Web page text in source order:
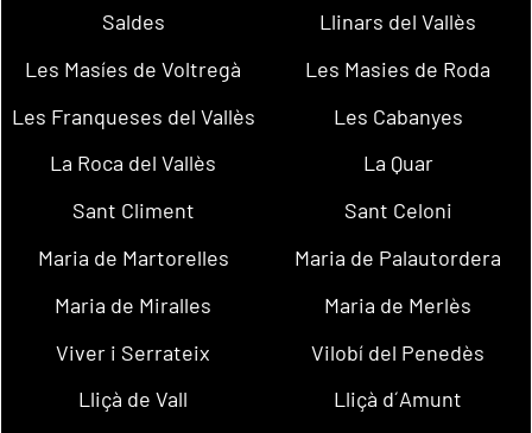
Saldes
Llinars del Vallès
Les Masíes de Voltregà
Les Masies de Roda
Les Franqueses del Vallès
Les Cabanyes
La Roca del Vallès
La Quar
Sant Climent
Sant Celoni
Maria de Martorelles
Maria de Palautordera
Maria de Miralles
Maria de Merlès
Viver i Serrateix
Vilobí del Penedès
Lliçà de Vall
Lliçà d´Amunt